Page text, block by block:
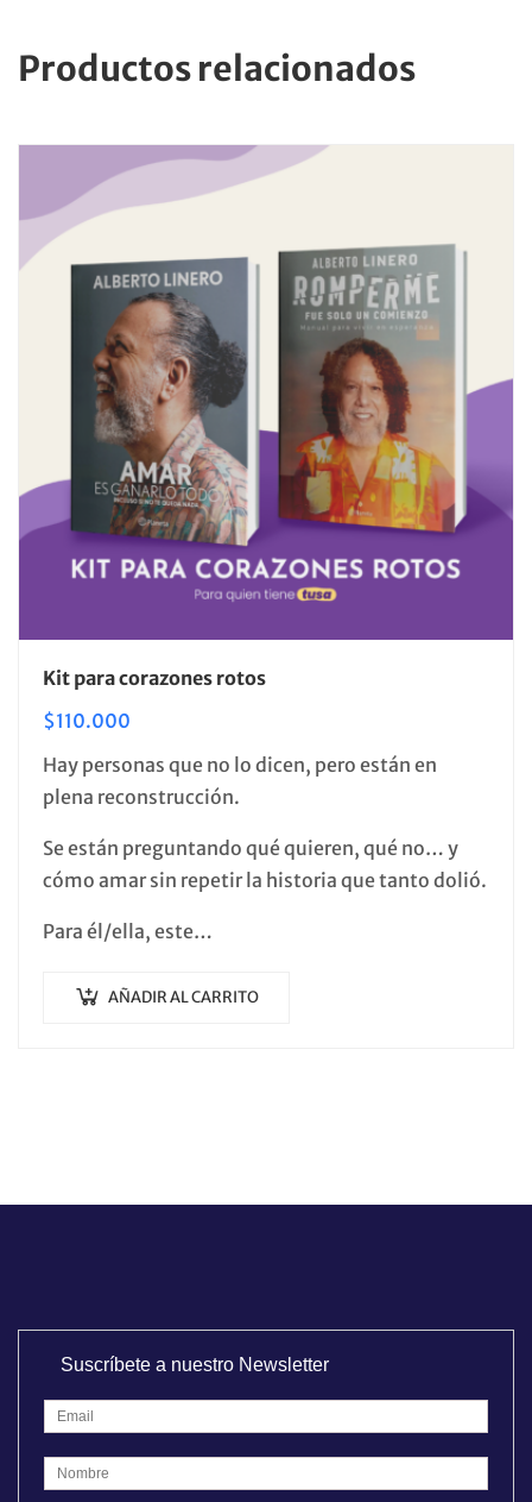
Productos relacionados
Kit para corazones rotos
$110.000
Hay personas que no lo dicen, pero están en
plena reconstrucción.
Se están preguntando qué quieren, qué no… y
cómo amar sin repetir la historia que tanto dolió.
Para él/ella, este…
AÑADIR AL CARRITO
Suscríbete a nuestro Newsletter